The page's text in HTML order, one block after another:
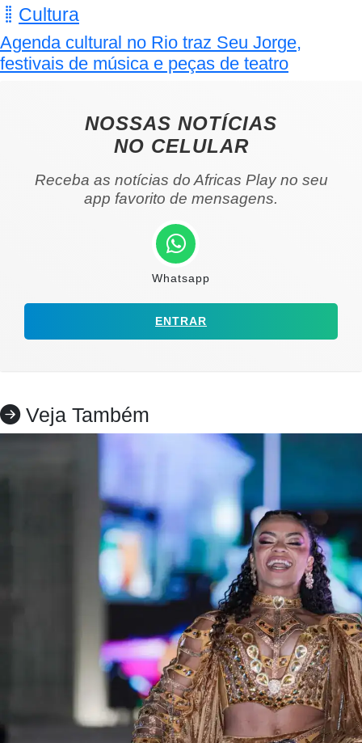
Cultura
Agenda cultural no Rio traz Seu Jorge,
festivais de música e peças de teatro
NOSSAS NOTÍCIAS
NO CELULAR
Receba as notícias do Africas Play no seu
app favorito de mensagens.
Whatsapp
ENTRAR
Veja Também